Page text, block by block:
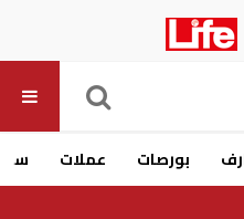
بورصات عملات